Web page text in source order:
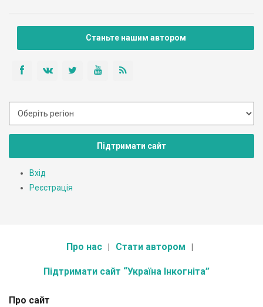
Станьте нашим автором
Підтримати сайт
Вхід
Реєстрація
Про нас Стати автором
Підтримати сайт “Україна Інкогніта”
Про сайт